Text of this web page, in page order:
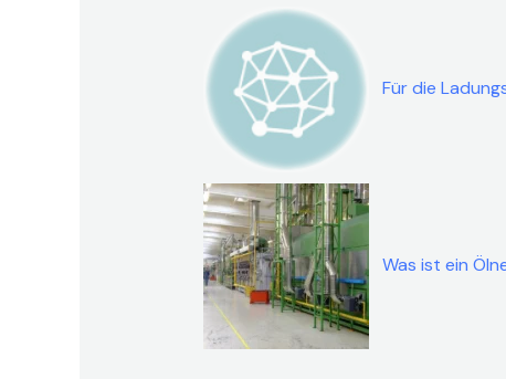
Für die
Was ist ein